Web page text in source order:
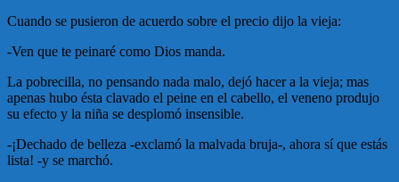
Cuando se pusieron de acuerdo sobre el precio dijo la vieja:
-Ven que te peinaré como Dios manda.
La pobrecilla, no pensando nada malo, dejó hacer a la vieja; mas
apenas hubo ésta clavado el peine en el cabello, el veneno produjo
su efecto y la niña se desplomó insensible.
-¡Dechado de belleza -exclamó la malvada bruja-, ahora sí que estás
lista! -y se marchó.